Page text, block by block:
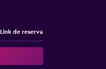
Link de reserva